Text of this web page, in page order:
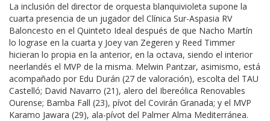
La inclusión del director de orquesta blanquivioleta supone la
cuarta presencia de un jugador del Clínica Sur-Aspasia RV
Baloncesto en el Quinteto Ideal después de que Nacho Martín
lo lograse en la cuarta y Joey van Zegeren y Reed Timmer
hicieran lo propia en la anterior, en la octava, siendo el interior
neerlandés el MVP de la misma. Melwin Pantzar, asimismo, está
acompañado por Edu Durán (27 de valoración), escolta del TAU
Castelló; David Navarro (21), alero del Ibereólica Renovables
Ourense; Bamba Fall (23), pívot del Covirán Granada; y el MVP
Karamo Jawara (29), ala-pívot del Palmer Alma Mediterránea.